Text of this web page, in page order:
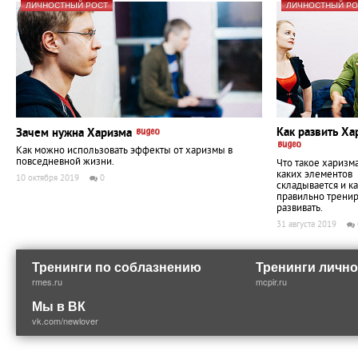
ЛИЧНОСТНЫЙ РОСТ
Зачем нужна Харизма
Как можно использовать эффекты от харизмы в
повседневной жизни.
10 октября 2019 0
ЛИЧНОСТНЫЙ
Как развить
Что такое
каких элементов
складывается и
правильно
развивать.
31 августа 2019
Тренинги по соблазнению
rmes.ru
Тренинги
mcpir.ru
Мы в ВК
vk.com/newlover